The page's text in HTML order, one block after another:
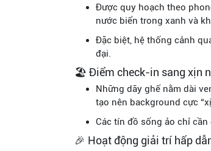
Được quy hoạch theo
nước biển trong xanh và
Đặc biệt, hệ thống cảnh
đại.
🏖️ Điểm check-in sang xịn
Những dãy ghế nằm dài
tạo nên background cực
Các tín đồ sống ảo chỉ
🎉 Hoạt động giải trí hấp